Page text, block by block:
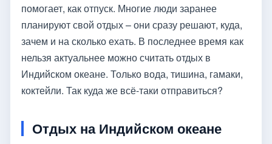
помогает, как отпуск. Многие люди заранее
планируют свой отдых – они сразу решают, куда,
зачем и на сколько ехать. В последнее время как
нельзя актуальнее можно считать отдых в
Индийском океане. Только вода, тишина, гамаки,
коктейли. Так куда же всё-таки отправиться?
Отдых на Индийском океане